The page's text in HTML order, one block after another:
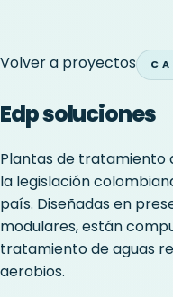
Volver a proyectos
Edp soluciones
Plantas de tratamiento
la legislación
país. Diseñadas en
modulares, están
tratamiento de aguas
aerobios.